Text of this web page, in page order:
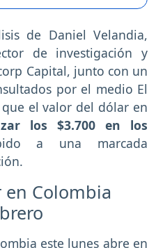
de Daniel Velandia,
de investigación y
Capital, junto con un
por el medio El
el valor del dólar en
los $3.700 en los
a una marcada
Colombia
este lunes abre en